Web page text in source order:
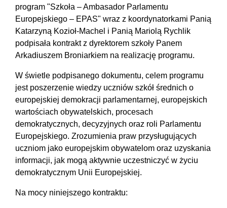
program "Szkoła – Ambasador Parlamentu
Europejskiego – EPAS" wraz z koordynatorkami Panią
Katarzyną Kozioł-Machel i Panią Mariolą Rychlik
podpisała kontrakt z dyrektorem szkoły Panem
Arkadiuszem Broniarkiem na realizację programu.
W świetle podpisanego dokumentu, celem programu
jest poszerzenie wiedzy uczniów szkół średnich o
europejskiej demokracji parlamentarnej, europejskich
wartościach obywatelskich, procesach
demokratycznych, decyzyjnych oraz roli Parlamentu
Europejskiego. Zrozumienia praw przysługujących
uczniom jako europejskim obywatelom oraz uzyskania
informacji, jak mogą aktywnie uczestniczyć w życiu
demokratycznym Unii Europejskiej.
Na mocy niniejszego kontraktu: